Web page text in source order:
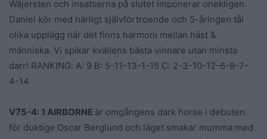
Wäjersten och insatserna på slutet imponerar onekligen.
Daniel kör med härligt självförtroende och 5-åringen tål
olika upplägg när det finns harmoni mellan häst &
människa. Vi spikar kvällens bästa vinnare utan minsta
darr! RANKING: A: 9 B: 5-11-13-1-15 C: 2-3-10-12-6-8-7-
4-14
V75-4: 1 AIRBORNE är omgångens dark horse i debuten
för duktige Oscar Berglund och läget smakar mumma med